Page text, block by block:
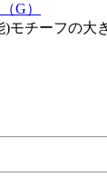
G）
モチーフの